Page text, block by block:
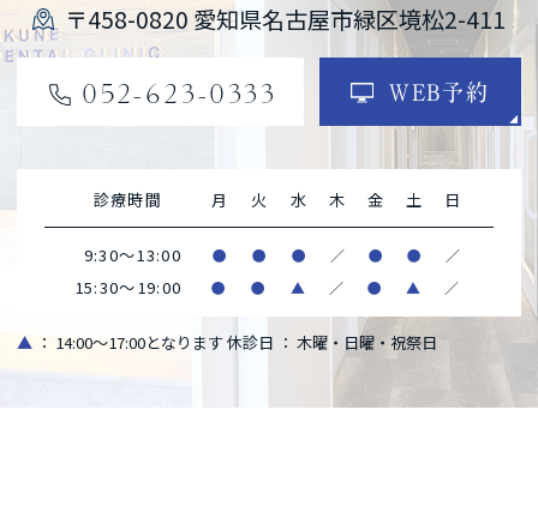
〒458-0820 愛知県名古屋市緑区境松2-411
052-623-0333 WEB予約
診療時間 月 火 水 木 金 土 日
9:30～13:00 ● ● ● ／ ● ● ／
15:30～19:00 ● ● ▲ ／ ● ▲ ／
▲ ： 14:00～17:00となります 休診日 ： 木曜・日曜・祝祭日